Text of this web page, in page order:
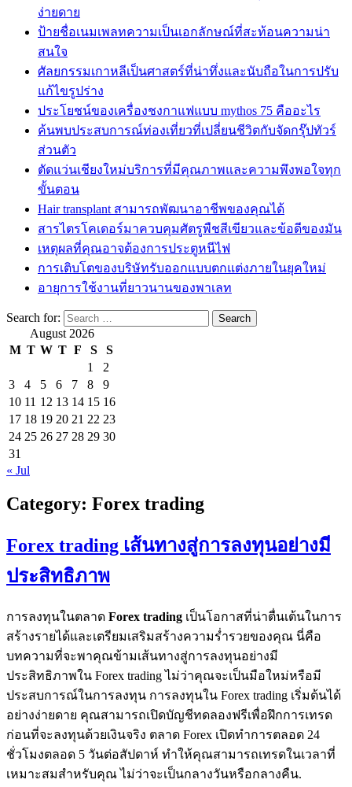
ง่ายดาย
ป้ายชื่อเนมเพลทความเป็นเอกลักษณ์ที่สะท้อนความน่า
สนใจ
ศัลยกรรมเกาหลีเป็นศาสตร์ที่น่าทึ่งและนับถือในการปรับ
แก้ไขรูปร่าง
ประโยชน์ของเครื่องชงกาแฟแบบ mythos 75 คืออะไร
ค้นพบประสบการณ์ท่องเที่ยวที่เปลี่ยนชีวิตกับจัดกรุ๊ปทัวร์
ส่วนตัว
ตัดแว่นเชียงใหม่บริการที่มีคุณภาพและความพึงพอใจทุก
ขั้นตอน
Hair transplant สามารถพัฒนาอาชีพของคุณได้
สารไตรโคเดอร์มาควบคุมศัตรูพืชสีเขียวและข้อดีของมัน
เหตุผลที่คุณอาจต้องการประตูหนีไฟ
การเติบโตของบริษัทรับออกแบบตกแต่งภายในยุคใหม่
อายุการใช้งานที่ยาวนานของพาเลท
Search for:
August 2026
M T W T F S
S
1
2
3
4 5 6 7 8
9
10 11 12 13 14 15 16
17 18 19 20 21 22 23
24 25 26 27 28 29 30
31
« Jul
Category: Forex trading
Forex trading เส้นทางสู่การลงทุนอย่างมี
ประสิทธิภาพ
การลงทุนในตลาด Forex trading เป็นโอกาสที่น่าตื่นเต้นในการ
สร้างรายได้และเตรียมเสริมสร้างความร่ำรวยของคุณ นี่คือ
บทความที่จะพาคุณข้ามเส้นทางสู่การลงทุนอย่างมี
ประสิทธิภาพใน Forex trading ไม่ว่าคุณจะเป็นมือใหม่หรือมี
ประสบการณ์ในการลงทุน การลงทุนใน Forex trading เริ่มต้นได้
อย่างง่ายดาย คุณสามารถเปิดบัญชีทดลองฟรีเพื่อฝึกการเทรด
ก่อนที่จะลงทุนด้วยเงินจริง ตลาด Forex เปิดทำการตลอด 24
ชั่วโมงตลอด 5 วันต่อสัปดาห์ ทำให้คุณสามารถเทรดในเวลาที่
เหมาะสมสำหรับคุณ ไม่ว่าจะเป็นกลางวันหรือกลางคืน.